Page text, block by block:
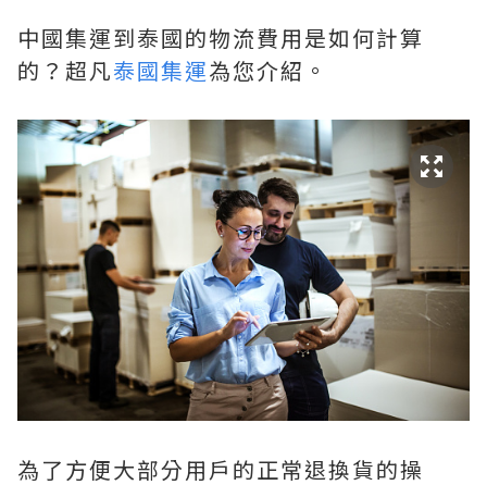
中國集運到泰國的物流費用是如何計算
的？超凡泰國集運為您介紹。
為了方便大部分用戶的正常退換貨的操